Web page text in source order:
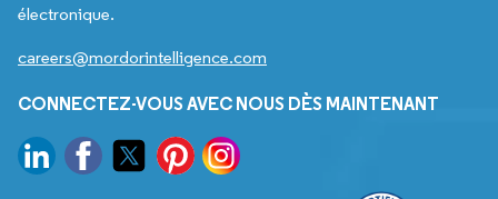
électronique.
careers@mordorintelligence.com
CONNECTEZ-VOUS AVEC NOUS DÈS MAINTENANT